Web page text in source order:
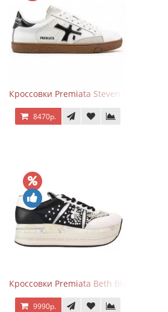
Кроссовки Premiata Steven White Black
8470р.
Кроссовки Premiata Beth Black White
9990р.